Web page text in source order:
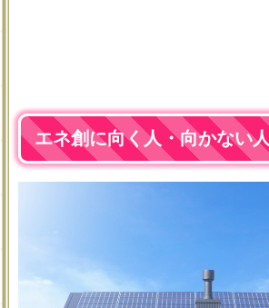
エネ創に向く人・向かない人